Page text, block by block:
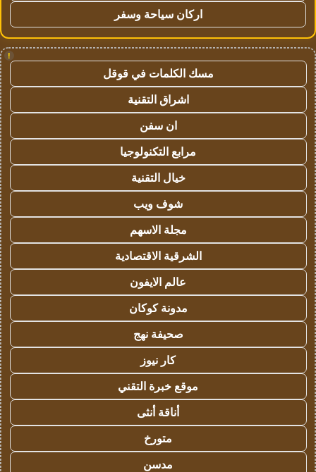
اركان سياحة وسفر
!
مسك الكلمات في قوقل
اشراق التقنية
ان سفن
مرابع التكنولوجيا
خيال التقنية
شوف ويب
مجلة الاسهم
الشرقية الاقتصادية
عالم الايفون
مدونة كوكان
صحيفة نهج
كار نيوز
موقع خبرة التقني
أناقة أنثى
متورخ
مدسن